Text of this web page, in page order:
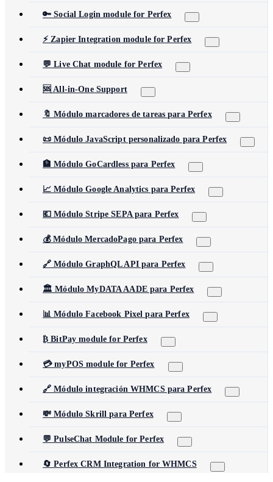
🔑 Social Login module for Perfex
⚡ Zapier Integration module for Perfex
💬 Live Chat module for Perfex
🆘 All-in-One Support
🔖 Módulo marcadores de tareas para Perfex
📜 Módulo JavaScript personalizado para Perfex
🏦 Módulo GoCardless para Perfex
📈 Módulo Google Analytics para Perfex
💶 Módulo Stripe SEPA para Perfex
💰 Módulo MercadoPago para Perfex
🔗 Módulo GraphQL API para Perfex
🏛️ Módulo MyDATA AADE para Perfex
📊 Módulo Facebook Pixel para Perfex
₿ BitPay module for Perfex
💳 myPOS module for Perfex
🔗 Módulo integración WHMCS para Perfex
💸 Módulo Skrill para Perfex
💬 PulseChat Module for Perfex
🔄 Perfex CRM Integration for WHMCS